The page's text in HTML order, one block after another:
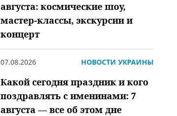
августа: космические шоу,
мастер-классы, экскурсии и
концерт
07.08.2026 НОВОСТИ УКРАИНЫ
Какой сегодня праздник и кого
поздравлять с именинами: 7
августа — все об этом дне